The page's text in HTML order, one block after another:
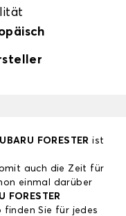
FORESTER ist
auch die Zeit für
einmal darüber
FORESTER
Sie für jedes